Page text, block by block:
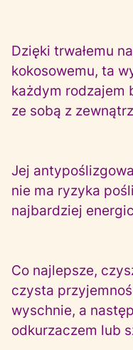
Dzięki trwałemu
kokosowemu, ta
każdym rodzajem
ze sobą z
Jej
nie ma ryzyka
najbardziej
Co najlepsze,
czysta
wyschnie, a
odkurzaczem lub